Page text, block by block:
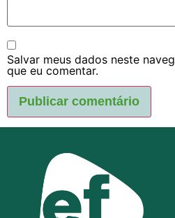
Salvar meus dados neste
que eu comentar.